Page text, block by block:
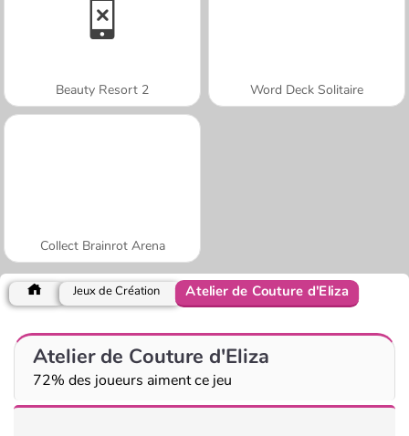
Beauty Resort 2 Word Deck Solitaire
Collect Brainrot Arena
Jeux de Création Atelier de Couture d'Eliza
Atelier de Couture d'Eliza
72% des joueurs aiment ce jeu